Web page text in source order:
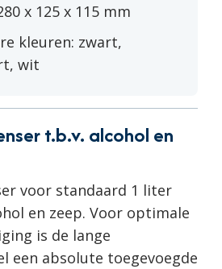
x 125 x 115 mm
kleuren: zwart,
wit
t.b.v. alcohol en
voor standaard 1 liter
en zeep. Voor optimale
is de lange
een absolute toegevoegde